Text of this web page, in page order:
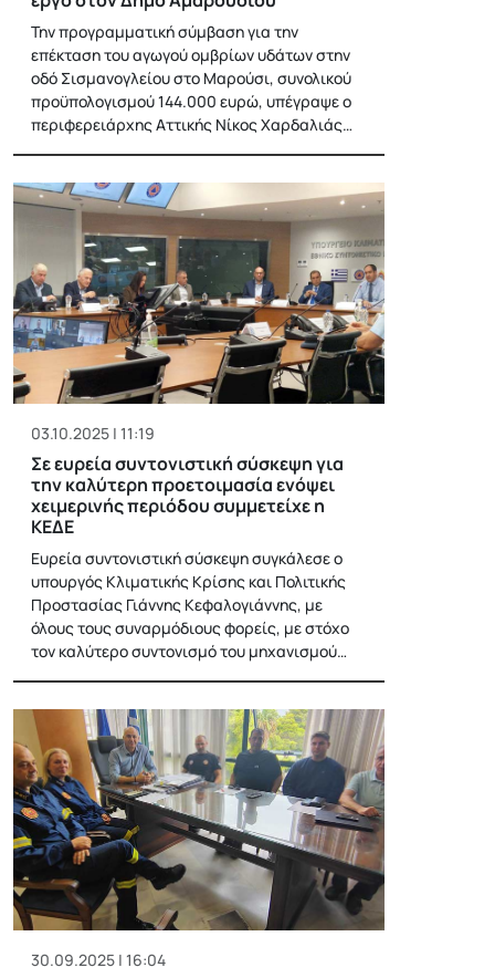
Την προγραμματική σύμβαση για την
επέκταση του αγωγού ομβρίων υδάτων στην
οδό Σισμανογλείου στο Μαρούσι, συνολικού
προϋπολογισμού 144.000 ευρώ, υπέγραψε ο
περιφερειάρχης Αττικής Νίκος Χαρδαλιάς…
03.10.2025 | 11:19
Σε ευρεία συντονιστική σύσκεψη για
την καλύτερη προετοιμασία ενόψει
χειμερινής περιόδου συμμετείχε η
ΚΕΔΕ
Ευρεία συντονιστική σύσκεψη συγκάλεσε ο
υπουργός Κλιματικής Κρίσης και Πολιτικής
Προστασίας Γιάννης Κεφαλογιάννης, με
όλους τους συναρμόδιους φορείς, με στόχο
τον καλύτερο συντονισμό του μηχανισμού…
30.09.2025 | 16:04